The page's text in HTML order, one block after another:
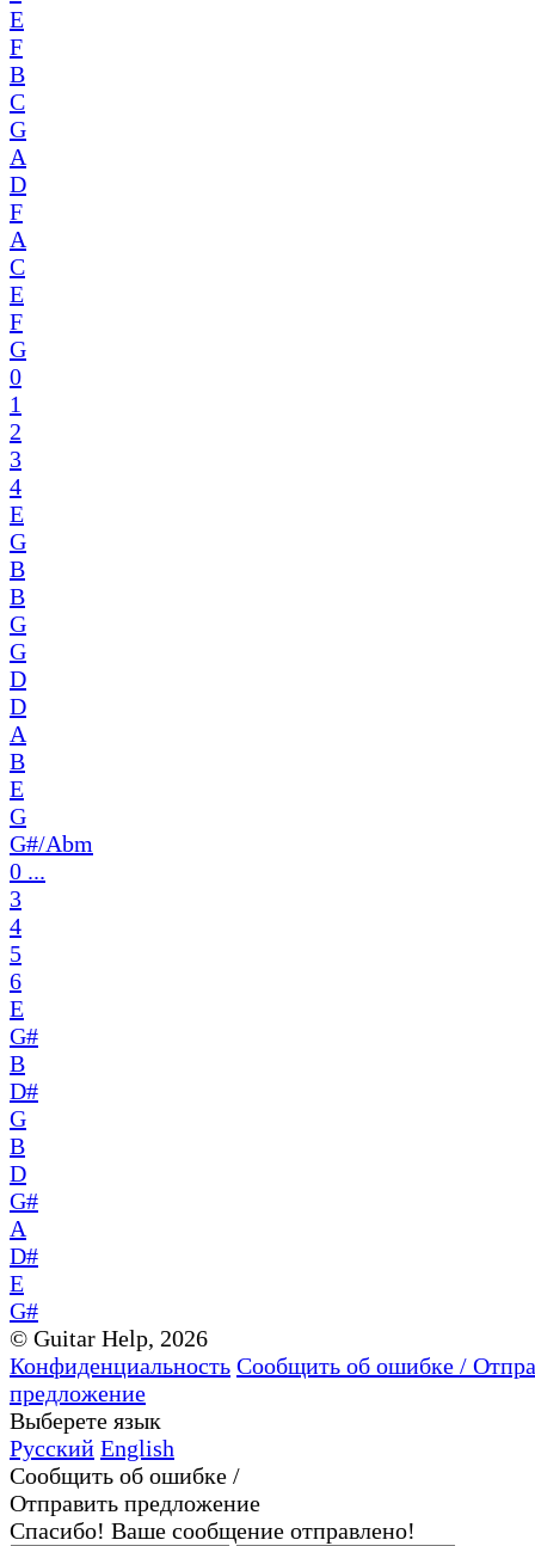
E
F
B
C
G
A
D
F
A
C
E
F
G
0
1
2
3
4
E
G
B
B
G
G
D
D
A
B
E
G
G#/Abm
0 ...
3
4
5
6
E
G#
B
D#
G
B
D
G#
A
D#
E
G#
© Guitar Help, 2026
Конфиденциальность Сообщить об ошибке /
предложение
Выберете язык
Русский English
Сообщить об ошибке /
Отправить предложение
Спасибо! Ваше сообщение отправлено!